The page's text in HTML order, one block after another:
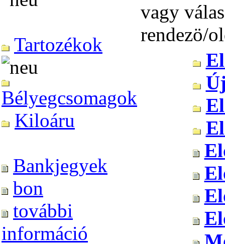
Tartozékok
Bélyegcsomagok
Kiloáru
Bankjegyek
bon
további
információ
vagy
rendezö/